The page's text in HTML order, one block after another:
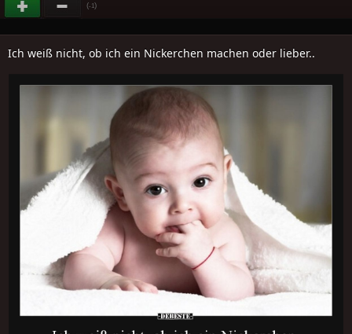
(-1)
Ich weiß nicht, ob ich ein Nickerchen machen oder lieber..